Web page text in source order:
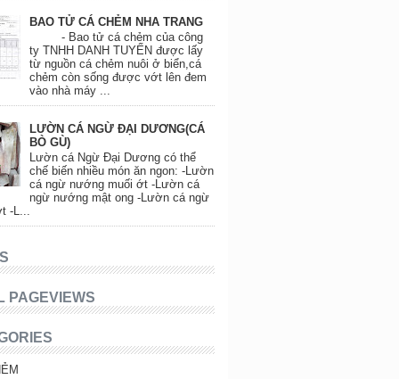
BAO TỬ CÁ CHẺM NHA TRANG
- Bao tử cá chẻm của công
ty TNHH DANH TUYẾN được lấy
từ nguồn cá chẻm nuôi ở biển,cá
chẻm còn sống được vớt lên đem
vào nhà máy ...
LƯỜN CÁ NGỪ ĐẠI DƯƠNG(CÁ
BÒ GÙ)
Lườn cá Ngừ Đại Dương có thể
chế biến nhiều món ăn ngon: -Lườn
cá ngừ nướng muối ớt -Lườn cá
ngừ nướng mật ong -Lườn cá ngừ
-L...
PAGEVIEWS